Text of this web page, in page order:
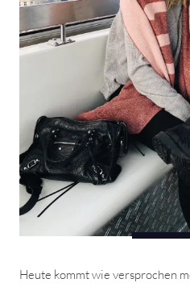
Heute kommt wie versprochen